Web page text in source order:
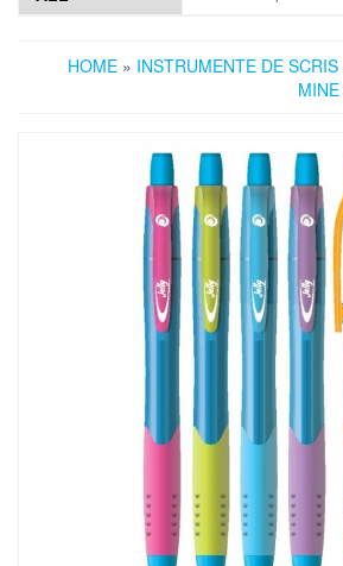
HOME » INSTRUMENTE DE SCRIS
MINE